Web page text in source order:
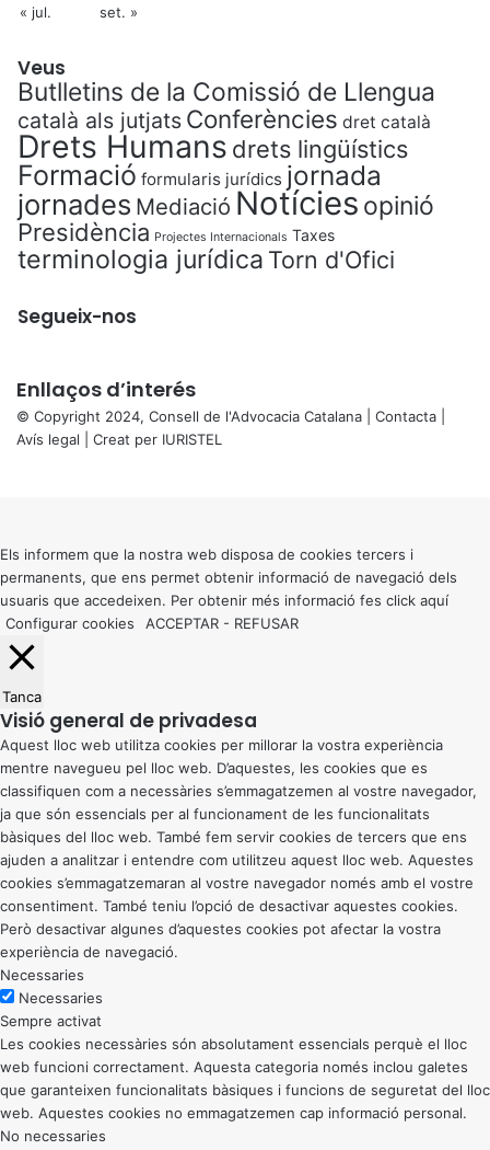
« jul.
set. »
Veus
Butlletins de la Comissió de Llengua
català als jutjats Conferències dret català
Drets Humans drets lingüístics
Formació formularis jurídics jornada
jornades Mediació Notícies opinió
Presidència Projectes Internacionals Taxes
terminologia jurídica Torn d'Ofici
Segueix-nos
Enllaços d’interés
© Copyright 2024, Consell de l'Advocacia Catalana | Contacta
Avís legal | Creat per IURISTEL
button
Els informem que la nostra web disposa de cookies tercers i
permanents, que ens permet obtenir informació de navegació dels
usuaris que accedeixen. Per obtenir més informació fes click aquí
Configurar cookies
ACCEPTAR - REFUSAR
Tanca
Visió general de privadesa
Aquest lloc web utilitza cookies per millorar la vostra experiència
mentre navegueu pel lloc web. D’aquestes, les cookies que es
classifiquen com a necessàries s’emmagatzemen al vostre navegador,
ja que són essencials per al funcionament de les funcionalitats
bàsiques del lloc web. També fem servir cookies de tercers que ens
ajuden a analitzar i entendre com utilitzeu aquest lloc web. Aquestes
cookies s’emmagatzemaran al vostre navegador només amb el vostre
consentiment. També teniu l’opció de desactivar aquestes cookies.
Però desactivar algunes d’aquestes cookies pot afectar la vostra
experiència de navegació.
Necessaries
Necessaries
Sempre activat
Les cookies necessàries són absolutament essencials perquè el lloc
web funcioni correctament. Aquesta categoria només inclou galetes
que garanteixen funcionalitats bàsiques i funcions de seguretat del lloc
web. Aquestes cookies no emmagatzemen cap informació personal.
No necessaries